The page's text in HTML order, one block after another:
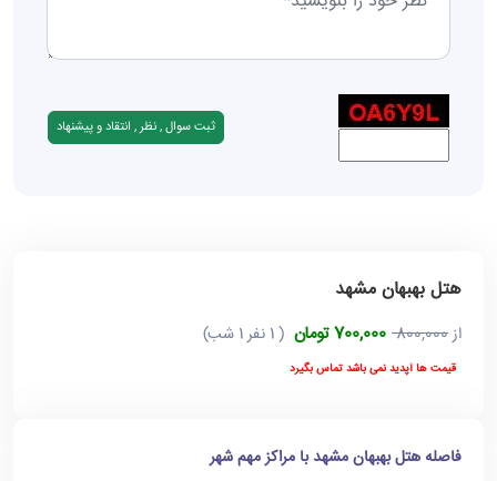
هتل بهبهان مشهد
از800,000 700,000 تومان ( 1 نفر 1 شب)
قیمت ها آپدید نمی باشد تماس بگیرد
فاصله هتل بهبهان مشهد با مراکز مهم شهر